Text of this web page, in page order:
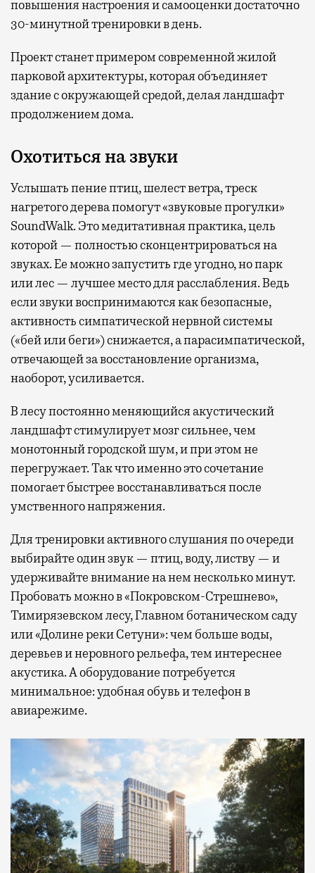
повышения настроения и самооценки достаточно
30-минутной тренировки в день.
Проект станет примером современной жилой
парковой архитектуры, которая объединяет
здание с окружающей средой, делая ландшафт
продолжением дома.
Охотиться на звуки
Услышать пение птиц, шелест ветра, треск
нагретого дерева помогут «звуковые прогулки»
SoundWalk. Это медитативная практика, цель
которой — полностью сконцентрироваться на
звуках. Ее можно запустить где угодно, но парк
или лес — лучшее место для расслабления. Ведь
если звуки воспринимаются как безопасные,
активность симпатической нервной системы
(«бей или беги») снижается, а парасимпатической,
отвечающей за восстановление организма,
наоборот, усиливается.
В лесу постоянно меняющийся акустический
ландшафт стимулирует мозг сильнее, чем
монотонный городской шум, и при этом не
перегружает. Так что именно это сочетание
помогает быстрее восстанавливаться после
умственного напряжения.
Для тренировки активного слушания по очереди
выбирайте один звук — птиц, воду, листву — и
удерживайте внимание на нем несколько минут.
Пробовать можно в «Покровском-Стрешнево»,
Тимирязевском лесу, Главном ботаническом саду
или «Долине реки Сетуни»: чем больше воды,
деревьев и неровного рельефа, тем интереснее
акустика. А оборудование потребуется
минимальное: удобная обувь и телефон в
авиарежиме.